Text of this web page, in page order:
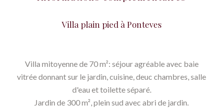
Villa plain pied à Ponteves
Villa mitoyenne de 70 m²: séjour agréable avec baie
vitrée donnant sur le jardin, cuisine, deuc chambres, salle
d'eau et toilette séparé.
Jardin de 300 m², plein sud avec abri de jardin.